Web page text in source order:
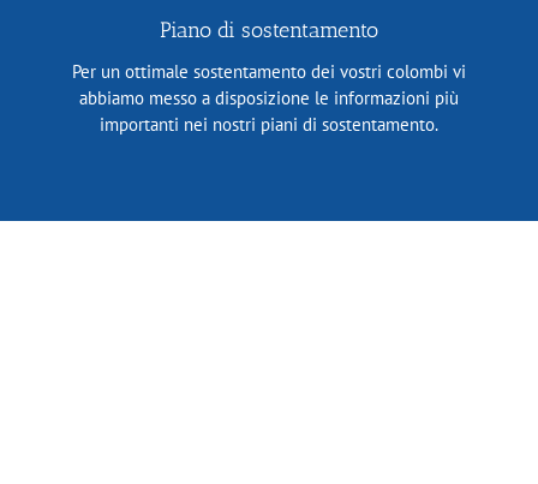
Piano di sostentamento
Per un ottimale sostentamento dei vostri colombi vi
abbiamo messo a disposizione le informazioni più
importanti nei nostri piani di sostentamento.